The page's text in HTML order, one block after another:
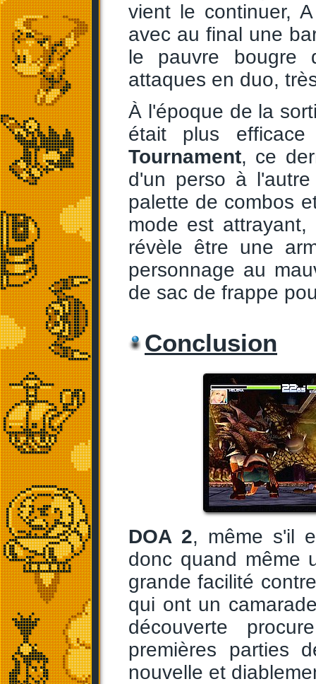
vient le continuer,
avec au final une
le pauvre bougre
attaques en duo,
À l'époque de la
était plus
Tournament, ce
d'un perso à
palette de combos
mode est
révèle être une
personnage au
de sac de frappe
Conclusion
DOA 2, même s'il
donc quand même
grande facilité
qui ont un
découverte
premières parties
nouvelle et